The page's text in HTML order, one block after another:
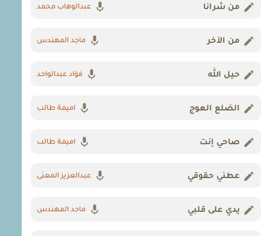
من شرانا عبدالوهاب محمد
من الآخر ماجد المهندس
حيل الله فؤاد عبدالواحد
الضلع العوج اميمة طالب
صاحي إنت اميمة طالب
عطني حقوقي عبدالعزيز المعنى
يدي على قلبي ماجد المهندس